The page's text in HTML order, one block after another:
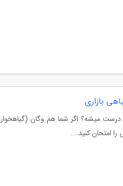
بازاری
میشه؟ اگر شما هم وگان
امتحان کنید....